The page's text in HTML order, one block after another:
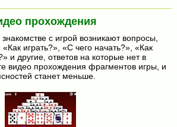
прохождения
с игрой возникают вопросы,
играть?», «С чего начать?», «Как
и другие, ответов на которые нет в
видео прохождения фрагментов игры, и
станет меньше.